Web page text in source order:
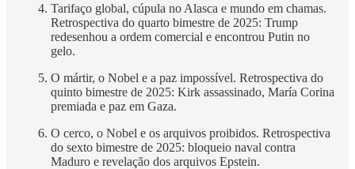
Tarifaço global, cúpula no Alasca e mundo em chamas.
Retrospectiva do quarto bimestre de 2025: Trump
redesenhou a ordem comercial e encontrou Putin no
gelo.
O mártir, o Nobel e a paz impossível. Retrospectiva do
quinto bimestre de 2025: Kirk assassinado, María Corina
premiada e paz em Gaza.
O cerco, o Nobel e os arquivos proibidos. Retrospectiva
do sexto bimestre de 2025: bloqueio naval contra
Maduro e revelação dos arquivos Epstein.